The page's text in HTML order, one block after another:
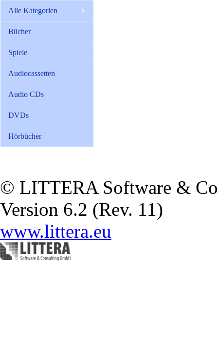
Alle Kategorien
Bücher
Spiele
Audiocassetten
Audio CDs
DVDs
Hörbücher
© LITTERA Software &
Version 6.2 (Rev. 11)
www.littera.eu